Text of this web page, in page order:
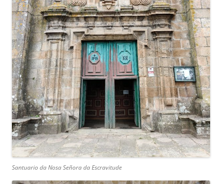
Santuario da Nosa Señora da Escravitude